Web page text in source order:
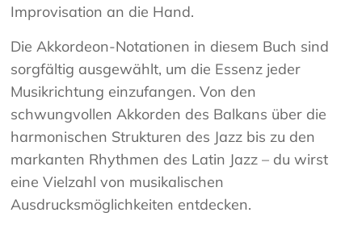
Improvisation an die Hand.
Die Akkordeon-Notationen in diesem Buch sind
sorgfältig ausgewählt, um die Essenz jeder
Musikrichtung einzufangen. Von den
schwungvollen Akkorden des Balkans über die
harmonischen Strukturen des Jazz bis zu den
markanten Rhythmen des Latin Jazz – du wirst
eine Vielzahl von musikalischen
Ausdrucksmöglichkeiten entdecken.